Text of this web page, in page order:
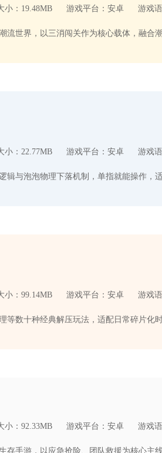
小：19.48MB 游戏平台：安卓 游戏
小：22.77MB 游戏平台：安卓 游戏
辑与泡泡物理下落机制，单指就能操作
小：99.14MB 游戏平台：安卓 游戏
小：92.33MB 游戏平台：安卓 游戏